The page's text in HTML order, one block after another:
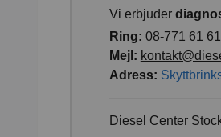
Vi erbjuder
Ring: 08-771 61 61
Mejl:
Adress:
Diesel Center